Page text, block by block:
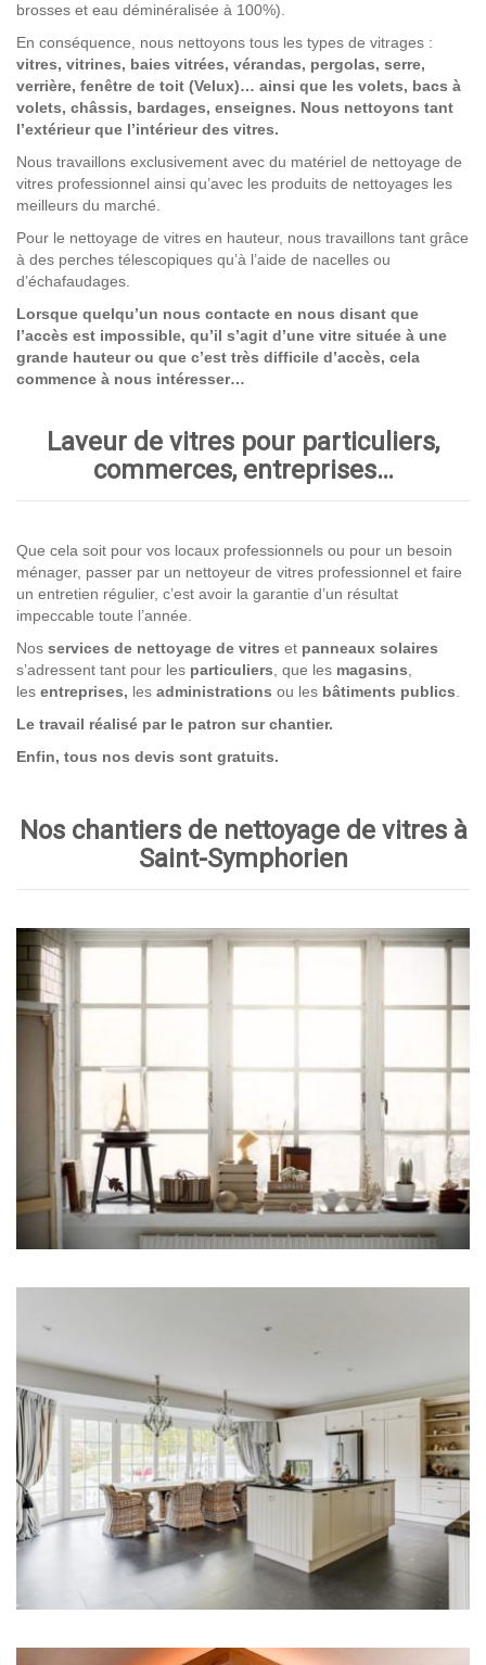
brosses et eau déminéralisée à 100%).
En conséquence, nous nettoyons tous les types de vitrages :
vitres, vitrines, baies vitrées, vérandas, pergolas, serre,
verrière, fenêtre de toit (Velux)… ainsi que les volets, bacs à
volets, châssis, bardages, enseignes. Nous nettoyons tant
l’extérieur que l’intérieur des vitres.
Nous travaillons exclusivement avec du matériel de nettoyage de
vitres professionnel ainsi qu’avec les produits de nettoyages les
meilleurs du marché.
Pour le nettoyage de vitres en hauteur, nous travaillons tant grâce
à des perches télescopiques qu’à l’aide de nacelles ou
d’échafaudages.
Lorsque quelqu’un nous contacte en nous disant que
l’accès est impossible, qu’il s’agit d’une vitre située à une
grande hauteur ou que c’est très difficile d’accès, cela
commence à nous intéresser…
Laveur de vitres pour particuliers,
commerces, entreprises…
Que cela soit pour vos locaux professionnels ou pour un besoin
ménager, passer par un nettoyeur de vitres professionnel et faire
un entretien régulier, c’est avoir la garantie d’un résultat
impeccable toute l’année.
Nos services de nettoyage de vitres et panneaux solaires
s’adressent tant pour les particuliers , que les magasins
les entreprises, les administrations ou les bâtiments publics
Le travail réalisé par le patron sur chantier.
Enfin, tous nos devis sont gratuits.
Nos chantiers de nettoyage de vitres à
Saint-Symphorien